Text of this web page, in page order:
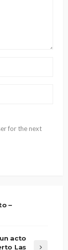
for the next
–
acto
Las